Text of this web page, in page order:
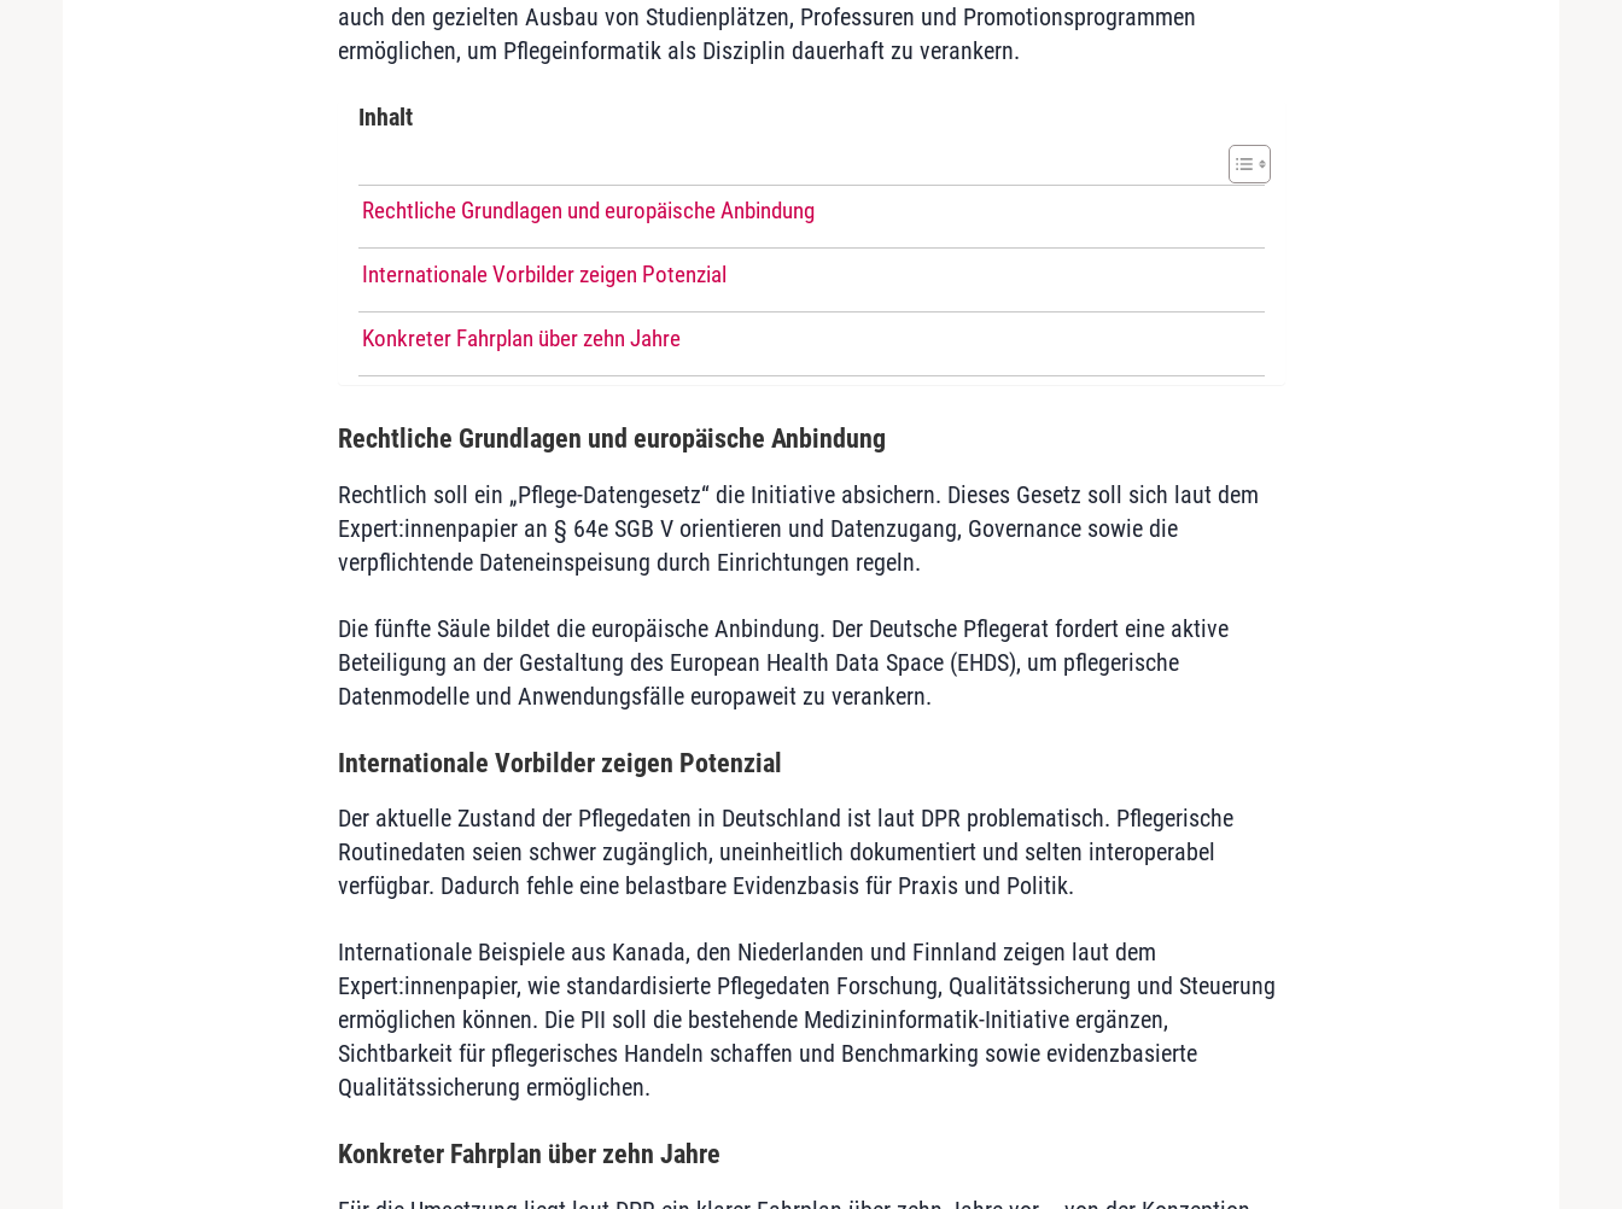
auch den gezielten Ausbau von Studienplätzen, Professuren und Promotionsprogrammen
ermöglichen, um Pflegeinformatik als Disziplin dauerhaft zu verankern.
Inhalt
Rechtliche Grundlagen und europäische Anbindung
Internationale Vorbilder zeigen Potenzial
Konkreter Fahrplan über zehn Jahre
Rechtliche Grundlagen und europäische Anbindung
Rechtlich soll ein „Pflege-Datengesetz“ die Initiative absichern. Dieses Gesetz soll sich laut dem
Expert:innenpapier an § 64e SGB V orientieren und Datenzugang, Governance sowie die
verpflichtende Dateneinspeisung durch Einrichtungen regeln.
Die fünfte Säule bildet die europäische Anbindung. Der Deutsche Pflegerat fordert eine aktive
Beteiligung an der Gestaltung des European Health Data Space (EHDS), um pflegerische
Datenmodelle und Anwendungsfälle europaweit zu verankern.
Internationale Vorbilder zeigen Potenzial
Der aktuelle Zustand der Pflegedaten in Deutschland ist laut DPR problematisch. Pflegerische
Routinedaten seien schwer zugänglich, uneinheitlich dokumentiert und selten interoperabel
verfügbar. Dadurch fehle eine belastbare Evidenzbasis für Praxis und Politik.
Internationale Beispiele aus Kanada, den Niederlanden und Finnland zeigen laut dem
Expert:innenpapier, wie standardisierte Pflegedaten Forschung, Qualitätssicherung und Steuerung
ermöglichen können. Die PII soll die bestehende Medizininformatik-Initiative ergänzen,
Sichtbarkeit für pflegerisches Handeln schaffen und Benchmarking sowie evidenzbasierte
Qualitätssicherung ermöglichen.
Konkreter Fahrplan über zehn Jahre